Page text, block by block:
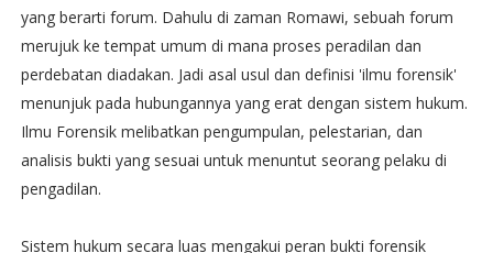
yang berarti forum. Dahulu di zaman Romawi, sebuah forum
merujuk ke tempat umum di mana proses peradilan dan
perdebatan diadakan. Jadi asal usul dan definisi 'ilmu forensik'
menunjuk pada hubungannya yang erat dengan sistem hukum.
Ilmu Forensik melibatkan pengumpulan, pelestarian, dan
analisis bukti yang sesuai untuk menuntut seorang pelaku di
pengadilan.
Sistem hukum secara luas mengakui peran bukti forensik